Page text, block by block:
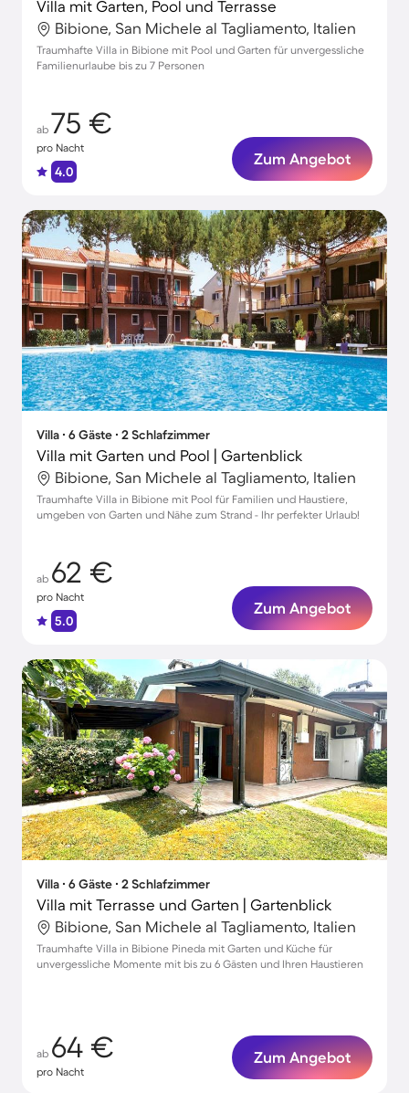
Villa mit Garten, Pool und Terrasse
Bibione, San Michele al Tagliamento, Italien
Traumhafte Villa in Bibione mit Pool und Garten für unvergessliche
Familienurlaube bis zu 7 Personen
ab 75 €
pro Nacht
4.0
Zum Angebot
Villa ∙ 6 Gäste ∙ 2 Schlafzimmer
Villa mit Garten und Pool | Gartenblick
Bibione, San Michele al Tagliamento, Italien
Traumhafte Villa in Bibione mit Pool für Familien und Haustiere,
umgeben von Garten und Nähe zum Strand - Ihr perfekter Urlaub!
ab 62 €
pro Nacht
5.0
Zum Angebot
Villa ∙ 6 Gäste ∙ 2 Schlafzimmer
Villa mit Terrasse und Garten | Gartenblick
Bibione, San Michele al Tagliamento, Italien
Traumhafte Villa in Bibione Pineda mit Garten und Küche für
unvergessliche Momente mit bis zu 6 Gästen und Ihren Haustieren
ab 64 €
pro Nacht
Zum Angebot